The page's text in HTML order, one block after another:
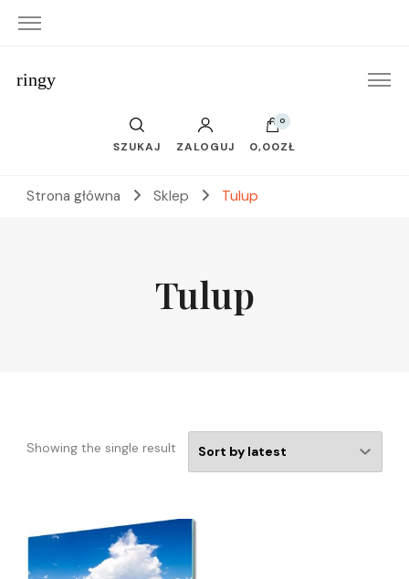
ringy
SZUKAJ ZALOGUJ
0
0,00ZŁ
Strona główna Sklep Tulup
Tulup
Showing the single result